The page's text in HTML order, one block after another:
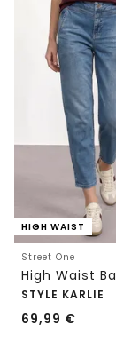
HIGH WAIST
Street One
STYLE KARLIE
69,99 €